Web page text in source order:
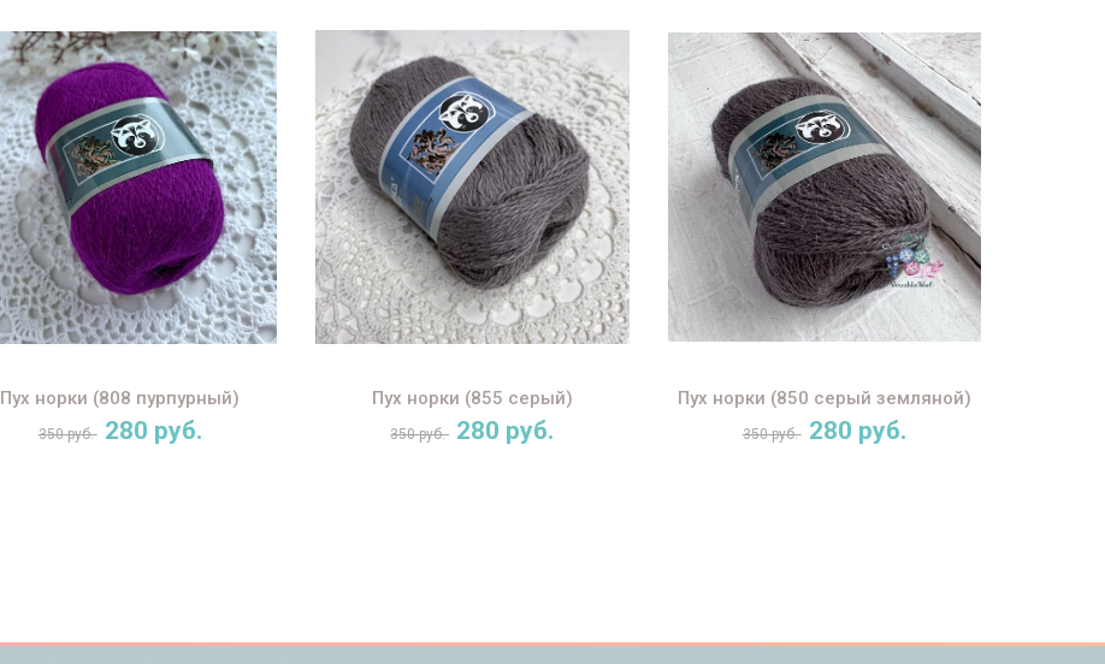
Пух норки (808 пурпурный)
350 руб. 280 руб.
Пух норки (855 серый)
350 руб. 280 руб.
Пух норки (850 серый земляной)
350 руб. 280 руб.